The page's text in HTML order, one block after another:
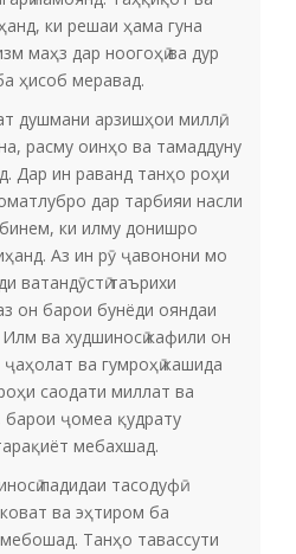
ки решаи ҳама гуна
маҳз дар ноогоҳӣ ва дур
ҳисоб меравад.
душмани арзишҳои миллӣ,
расму оинҳо ва тамаддуну
Дар ин раванд танҳо роҳи
дар тарбияи насли
ки илму донишро
Аз ин рӯ ҷавонони мо
ватандӯстӣ таърихи
он барои бунёди ояндаи
ва худшиносӣ кафили он
ва гумроҳӣ кашида
саодати миллат ва
ҷомеа қудрату
мебахшад.
падидаи тасодуфӣ
ва эҳтиром ба
Танҳо тавассути